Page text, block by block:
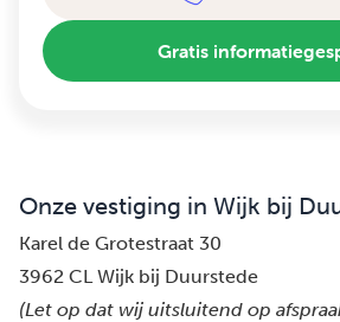
Gratis
Onze vestiging in Wijk bij
Karel de Grotestraat 30
3962 CL Wijk bij Duurstede
(Let op dat wij uitsluitend op